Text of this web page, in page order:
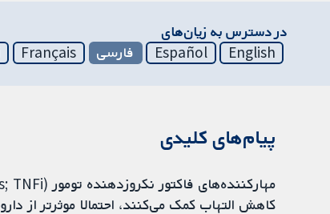
در دسترس به زیان‌های
English
Español فارسی Français
پیام‌های کلیدی